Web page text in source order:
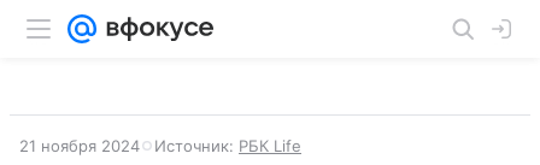
21 ноября 2024 Источник: РБК Life